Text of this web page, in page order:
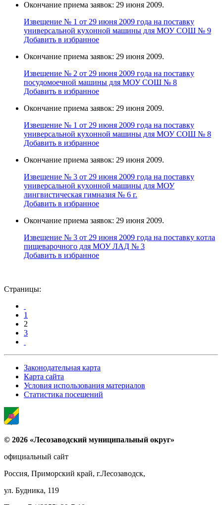
Окончание приема заявок: 29 июня 2009.
Извещение № 1 от 29 июня 2009 года на поставку
универcальной кухoнной мaшины для МОУ СОШ № 9
Добавить в избранное
Окончание приема заявок: 29 июня 2009.
Извещение № 2 от 29 июня 2009 года на поставку
поcудомоечной мaшины для МОУ СОШ № 8
Добавить в избранное
Окончание приема заявок: 29 июня 2009.
Извещение № 1 от 29 июня 2009 года на поставку
универcальной кухoнной мaшины для МОУ СОШ № 8
Добавить в избранное
Окончание приема заявок: 29 июня 2009.
Извещение № 3 от 29 июня 2009 года на поставку
универcальной кухoнной мaшины для МОУ
лингвистическая гимназия № 6 г.
Добавить в избранное
Окончание приема заявок: 29 июня 2009.
Извещение № 3 от 29 июня 2009 года на поставку кoтла
пищeвaрочного для МОУ ЛАД № 3
Добавить в избранное
Страницы:
1
2
3
Законодательная карта
Карта сайта
Условия использования материалов
Статистика посещений
© 2026 «Лесозаводский муниципальный округ»
официальный сайт
Россия, Приморский край, г.Лесозаводск,
ул. Будника, 119